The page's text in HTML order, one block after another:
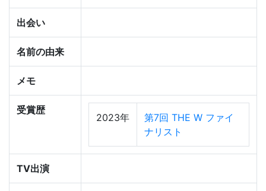
出会い
名前の由来
メモ
受賞歴
2023年
第7回 THE W ファイ
ナリスト
TV出演